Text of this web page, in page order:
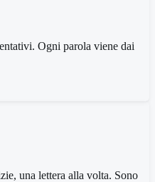
Ogni parola viene dai
una lettera alla volta. Sono